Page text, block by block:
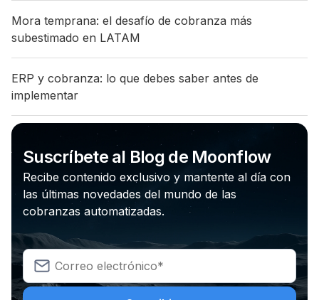
Mora temprana: el desafío de cobranza más
subestimado en LATAM
ERP y cobranza: lo que debes saber antes de
implementar
Suscríbete al Blog de Moonflow
Recibe contenido exclusivo y mantente al día con
las últimas novedades del mundo de las
cobranzas automatizadas.